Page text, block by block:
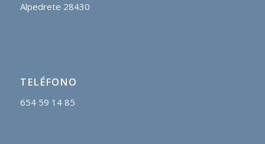
Alpedrete 28430
TELÉFONO
654 59 14 85